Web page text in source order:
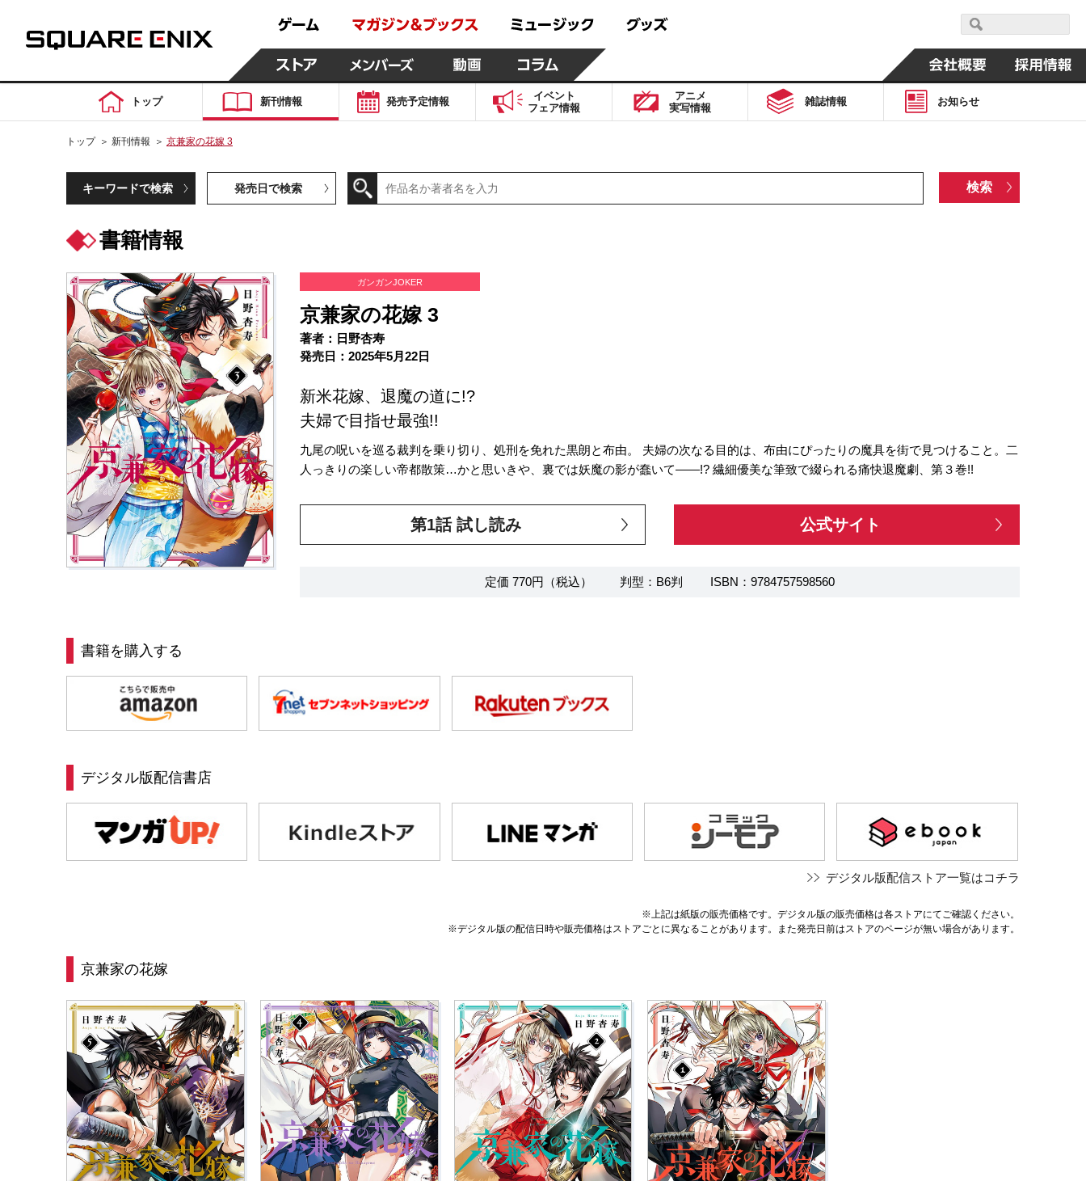
トップ 新刊情報 発売予定情報
イベント
フェア情報
アニメ
実写情報
雑誌情報 お知らせ
トップ ＞ 新刊情報 ＞ 京兼家の花嫁 3
キーワードで検索 発売日で検索
書籍情報
ガンガンJOKER
京兼家の花嫁 3
著者：日野杏寿
発売日：2025年5月22日
新米花嫁、退魔の道に!?
夫婦で目指せ最強!!
九尾の呪いを巡る裁判を乗り切り、処刑を免れた黒朗と布由。 夫婦の次なる目的は、布由にぴったりの魔具を街で見つけること。二
人っきりの楽しい帝都散策…かと思いきや、裏では妖魔の影が蠢いて――!? 繊細優美な筆致で綴られる痛快退魔劇、第３巻!!
第1話 試し読み 公式サイト
定価 770円（税込） 判型：B6判 ISBN：9784757598560
書籍を購入する
デジタル版配信書店
デジタル版配信ストア一覧はコチラ
※上記は紙版の販売価格です。デジタル版の販売価格は各ストアにてご確認ください。
※デジタル版の配信日時や販売価格はストアごとに異なることがあります。また発売日前はストアのページが無い場合があります。
京兼家の花嫁